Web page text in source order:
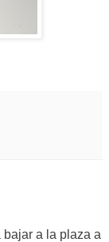
bajar a la plaza a